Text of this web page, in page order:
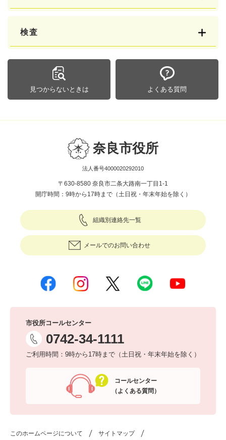
検査
見つからないときは よくある質問
奈良市役所
法人番号4000020292010
〒630-8580 奈良市二条大路南一丁目1-1
開庁時間：9時から17時まで（土日祝・年末年始を除く）
組織別連絡先一覧
メールでのお問い合わせ
市役所コールセンター
0742-34-1111
ご利用時間：9時から17時まで（土日祝・年末年始を除く）
コールセンター
（よくある質問）
このホームページについて サイトマップ